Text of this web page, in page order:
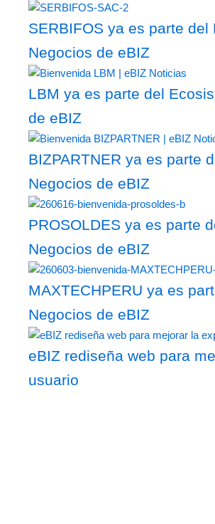
SERBIFOS ya es parte
Negocios de eBIZ
LBM ya es parte del
de eBIZ
BIZPARTNER ya es parte
Negocios de eBIZ
PROSOLDES ya es parte
Negocios de eBIZ
MAXTECHPERU ya es
Negocios de eBIZ
eBIZ rediseña web para
usuario